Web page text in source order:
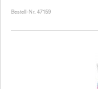
Bestell-Nr. 47159